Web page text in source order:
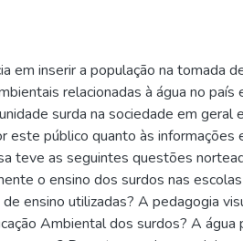
em inserir a população na tomada
relacionadas à água no país
surda na sociedade em geral
este público quanto às informações
teve as seguintes questões
o ensino dos surdos nas
ensino utilizadas? A pedagogia
Ambiental dos surdos? A água